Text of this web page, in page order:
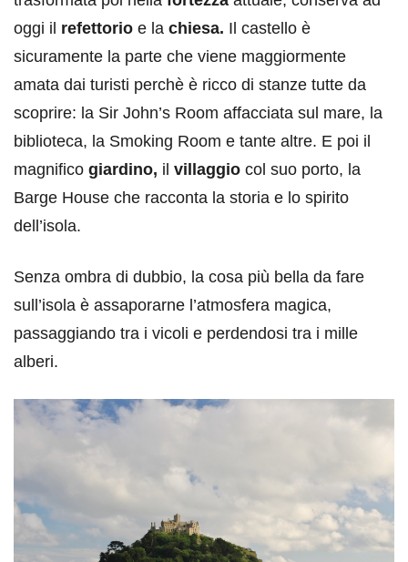
oggi il refettorio e la chiesa. Il castello è
sicuramente la parte che viene maggiormente
amata dai turisti perchè è ricco di stanze tutte da
scoprire: la Sir John’s Room affacciata sul mare, la
biblioteca, la Smoking Room e tante altre. E poi il
magnifico giardino, il villaggio col suo porto, la
Barge House che racconta la storia e lo spirito
dell’isola.
Senza ombra di dubbio, la cosa più bella da fare
sull’isola è assaporarne l’atmosfera magica,
passaggiando tra i vicoli e perdendosi tra i mille
alberi.